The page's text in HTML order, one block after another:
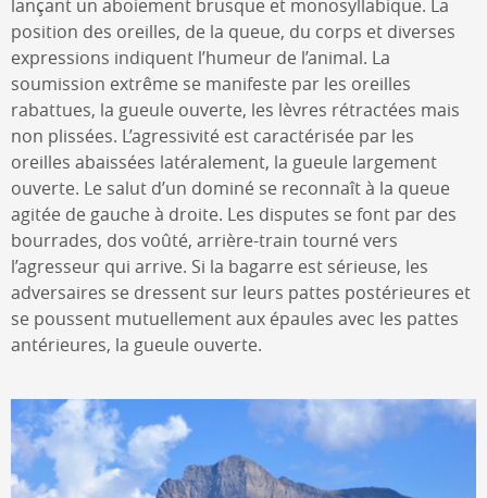
lançant un aboiement brusque et monosyllabique. La
position des oreilles, de la queue, du corps et diverses
expressions indiquent l’humeur de l’animal. La
soumission extrême se manifeste par les oreilles
rabattues, la gueule ouverte, les lèvres rétractées mais
non plissées. L’agressivité est caractérisée par les
oreilles abaissées latéralement, la gueule largement
ouverte. Le salut d’un dominé se reconnaît à la queue
agitée de gauche à droite. Les disputes se font par des
bourrades, dos voûté, arrière-train tourné vers
l’agresseur qui arrive. Si la bagarre est sérieuse, les
adversaires se dressent sur leurs pattes postérieures et
se poussent mutuellement aux épaules avec les pattes
antérieures, la gueule ouverte.